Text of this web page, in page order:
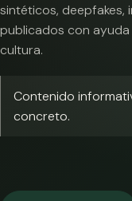
sintéticos, deepfakes,
publicados con
cultura.
Contenido
concreto.